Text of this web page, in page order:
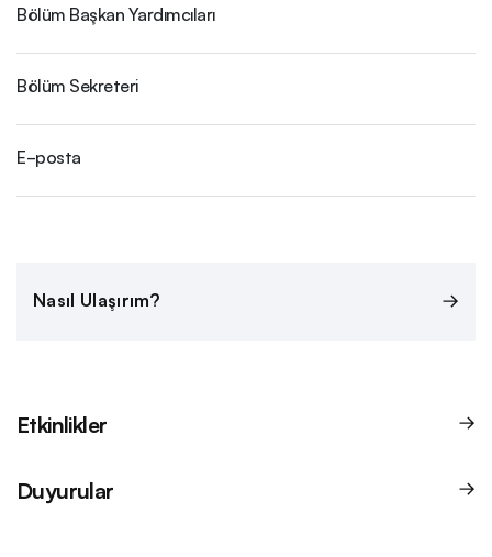
Bölüm Başkan Yardımcıları
Bölüm Sekreteri
E-posta
Nasıl Ulaşırım?
Etkinlikler
Duyurular